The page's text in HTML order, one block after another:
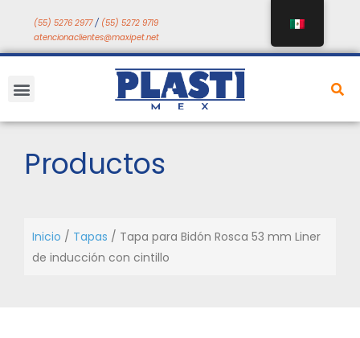
contenido
(55) 5276 2977/ (55) 5272 9719
atencionaclientes@maxipet.net
Menú
Productos
Inicio / Tapas / Tapa para Bidón Rosca 53 mm Liner
de inducción con cintillo